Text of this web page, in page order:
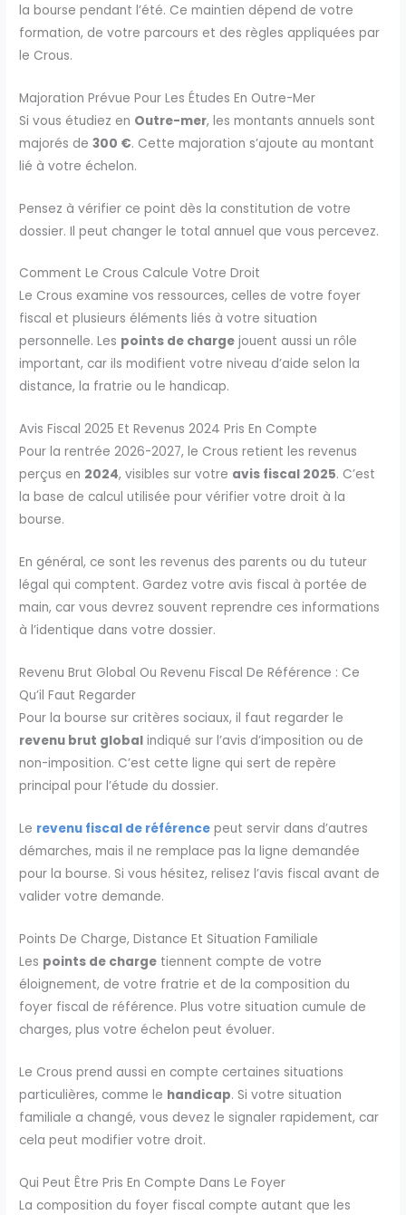
la bourse pendant l’été. Ce maintien dépend de votre
formation, de votre parcours et des règles appliquées par
le Crous.
Majoration Prévue Pour Les Études En Outre-Mer
Si vous étudiez en Outre-mer, les montants annuels sont
majorés de300 €. Cette majoration s’ajoute au montant
lié à votre échelon.
Pensez à vérifier ce point dès la constitution de votre
dossier. Il peut changer le total annuel que vous percevez.
Comment Le Crous Calcule Votre Droit
Le Crous examine vos ressources, celles de votre foyer
fiscal et plusieurs éléments liés à votre situation
personnelle. Les points de charge jouent aussi un rôle
important, car ils modifient votre niveau d’aide selon la
distance, la fratrie ou le handicap.
Avis Fiscal 2025 Et Revenus 2024 Pris En Compte
Pour la rentrée 2026-2027, le Crous retient les revenus
perçus en 2024, visibles sur votre avis fiscal 2025. C’est
la base de calcul utilisée pour vérifier votre droit à la
bourse.
En général, ce sont les revenus des parents ou du tuteur
légal qui comptent. Gardez votre avis fiscal à portée de
main, car vous devrez souvent reprendre ces informations
à l’identique dans votre dossier.
Revenu Brut Global Ou Revenu Fiscal De Référence : Ce
Qu’il Faut Regarder
Pour la bourse sur critères sociaux, il faut regarder le
revenu brut global indiqué sur l’avis d’imposition ou de
non-imposition. C’est cette ligne qui sert de repère
principal pour l’étude du dossier.
Le revenu fiscal de référence peut servir dans d’autres
démarches, mais il ne remplace pas la ligne demandée
pour la bourse. Si vous hésitez, relisez l’avis fiscal avant de
valider votre demande.
Points De Charge, Distance Et Situation Familiale
Les points de charge tiennent compte de votre
éloignement, de votre fratrie et de la composition du
foyer fiscal de référence. Plus votre situation cumule de
charges, plus votre échelon peut évoluer.
Le Crous prend aussi en compte certaines situations
particulières, comme le handicap. Si votre situation
familiale a changé, vous devez le signaler rapidement, car
cela peut modifier votre droit.
Qui Peut Être Pris En Compte Dans Le Foyer
La composition du foyer fiscal compte autant que les